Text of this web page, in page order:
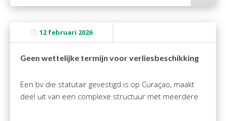
12 februari 2026
Geen wettelijke termijn voor verliesbeschikking
Een bv die statutair gevestigd is op Curaçao, maakt
deel uit van een complexe structuur met meerdere